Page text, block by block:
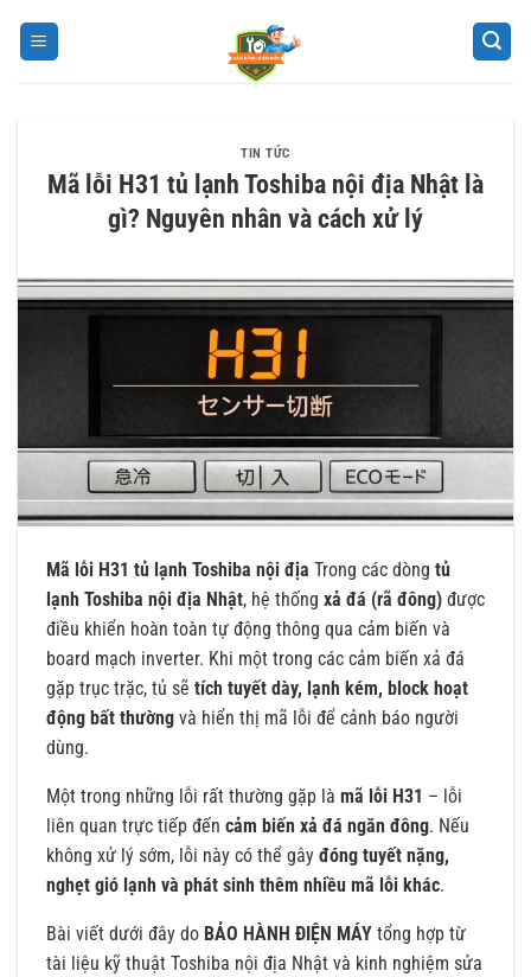
TIN TỨC
Mã lỗi H31 tủ lạnh Toshiba nội địa Nhật là
gì? Nguyên nhân và cách xử lý
Mã lỗi H31 tủ lạnh Toshiba nội địa Trong các dòng tủ
lạnh Toshiba nội địa Nhật, hệ thống xả đá (rã đông) được
điều khiển hoàn toàn tự động thông qua cảm biến và
board mạch inverter. Khi một trong các cảm biến xả đá
gặp trục trặc, tủ sẽ tích tuyết dày, lạnh kém, block hoạt
động bất thường và hiển thị mã lỗi để cảnh báo người
dùng.
Một trong những lỗi rất thường gặp là mã lỗi H31 – lỗi
liên quan trực tiếp đến cảm biến xả đá ngăn đông. Nếu
không xử lý sớm, lỗi này có thể gây đóng tuyết nặng,
nghẹt gió lạnh và phát sinh thêm nhiều mã lỗi khác.
Bài viết dưới đây do BẢO HÀNH ĐIỆN MÁY tổng hợp từ
tài liệu kỹ thuật Toshiba nội địa Nhật và kinh nghiệm sửa